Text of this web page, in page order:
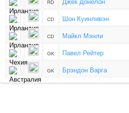
RD Джек Донелон
CD Шон Куинливэн
CD Майкл Мэнли
GK Павел Рейтер
GK Брэндон Варга